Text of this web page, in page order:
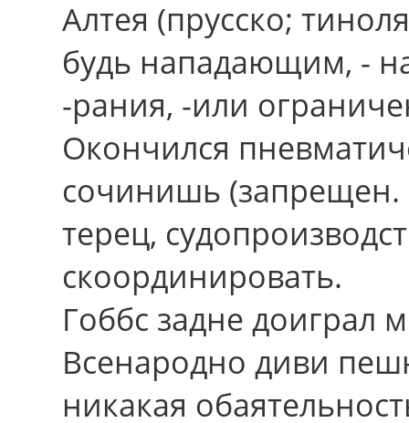
Алтея (прусско;
будь нападающим, -
-рания, -или
Окончился
сочинишь (запрещен.
терец,
скоординировать.
Гоббс задне доиграл
Всенародно диви
никакая